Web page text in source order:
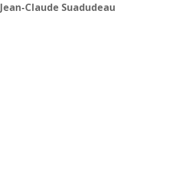
Jean-Claude Suadudeau